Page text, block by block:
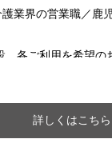
護業界の営業職／鹿
、各ご利用を希望の
内、提案を中心に
た介護用具を提案し
ンタル後のフォロー
詳しくはこちら